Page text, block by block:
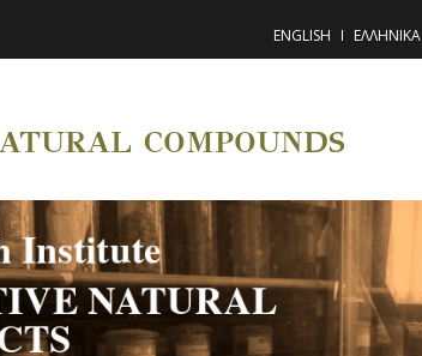
ENGLISH ΕΛΛΗΝΙΚΑ
COMPOUNDS